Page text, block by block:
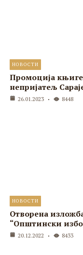
НОВОСТИ
Промоција књиге
непријатељ
26.01.2023 8448
НОВОСТИ
Отворена
“Општински
20.12.2022 8433